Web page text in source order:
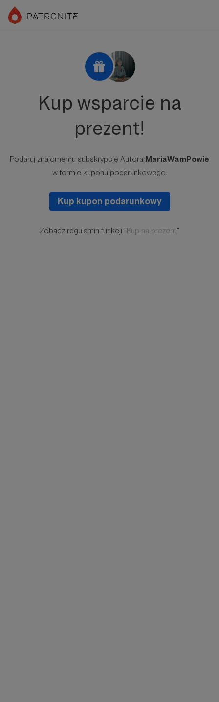
Kup wsparcie na
prezent!
Podaruj znajomemu subskrypcję Autora MariaWamPowie
w formie kuponu podarunkowego.
Kup kupon podarunkowy
Zobacz regulamin funkcji "Kup na prezent"